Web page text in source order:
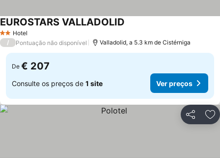
2 Estrelas
Hotel
EUROSTARS VALLADOLID
/ Pontuação não disponível Valladolid, a 5.3 km de Cistérniga
De € 207
Consulte os preços de 1 site Ver preços
Partilhar